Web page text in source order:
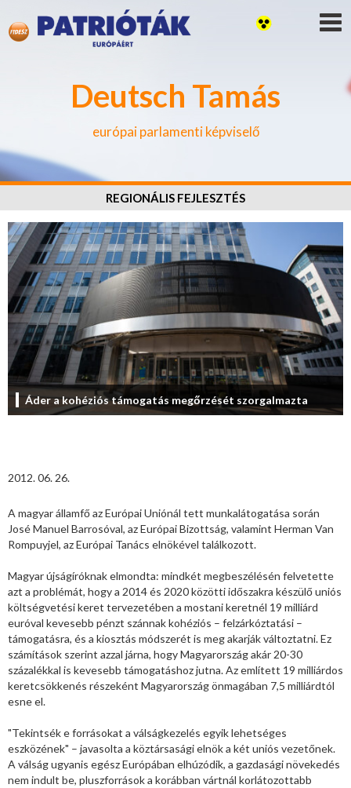
Deutsch Tamás
európai parlamenti képviselő
REGIONÁLIS FEJLESZTÉS
Áder a kohéziós támogatás megőrzését szorgalmazta
2012. 06. 26.
A magyar államfő az Európai Uniónál tett munkalátogatása során
José Manuel Barrosóval, az Európai Bizottság, valamint Herman Van
Rompuyjel, az Európai Tanács elnökével találkozott.
Magyar újságíróknak elmondta: mindkét megbeszélésén felvetette
azt a problémát, hogy a 2014 és 2020 közötti időszakra készülő uniós
költségvetési keret tervezetében a mostani keretnél 19 milliárd
euróval kevesebb pénzt szánnak kohéziós – felzárkóztatási –
támogatásra, és a kiosztás módszerét is meg akarják változtatni. Ez
számítások szerint azzal járna, hogy Magyarország akár 20-30
százalékkal is kevesebb támogatáshoz jutna. Az említett 19 milliárdos
keretcsökkenés részeként Magyarország önmagában 7,5 milliárdtól
esne el.
"Tekintsék e forrásokat a válságkezelés egyik lehetséges
eszközének" – javasolta a köztársasági elnök a két uniós vezetőnek.
A válság ugyanis egész Európában elhúzódik, a gazdasági növekedés
nem indult be, pluszforrások a korábban vártnál korlátozottabb